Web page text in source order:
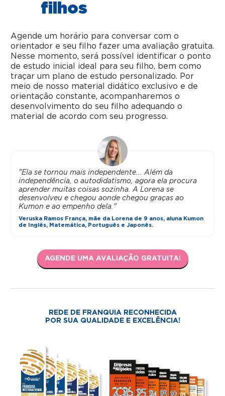
filhos
Agende um horário para conversar com o
orientador e seu filho fazer uma avaliação gratuita.
Nesse momento, será possível identificar o ponto
de estudo inicial ideal para seu filho, bem como
traçar um plano de estudo personalizado. Por
meio de nosso material didático exclusivo e de
orientação constante, acompanharemos o
desenvolvimento do seu filho adequando o
material de acordo com seu progresso.
"Ela se tornou mais independente... Além da
independência, o autodidatismo, agora ela procura
aprender muitas coisas sozinha. A Lorena se
desenvolveu e chegou aonde chegou graças ao
Kumon e ao empenho dela."
Veruska Ramos França, mãe da Lorena de 9 anos, aluna Kumon
de Inglês, Matemática, Português e Japonês.
AGENDE UMA AVALIAÇÃO GRATUITA!
REDE DE FRANQUIA RECONHECIDA
POR SUA QUALIDADE E EXCELÊNCIA!